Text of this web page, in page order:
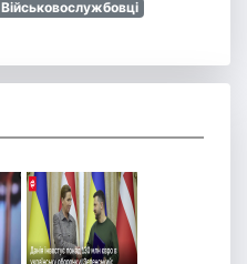
Військовослужбовці